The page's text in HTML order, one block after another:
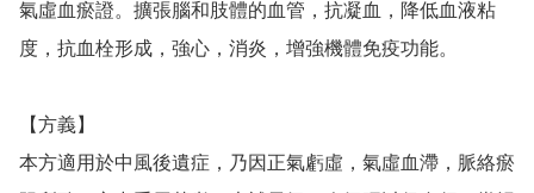
氣虛血瘀證。擴張腦和肢體的血管，抗凝血，降低血液粘
度，抗血栓形成，強心，消炎，增強機體免疫功能。
【方義】
本方適用於中風後遺症，乃因正氣虧虛，氣虛血滯，脈絡瘀